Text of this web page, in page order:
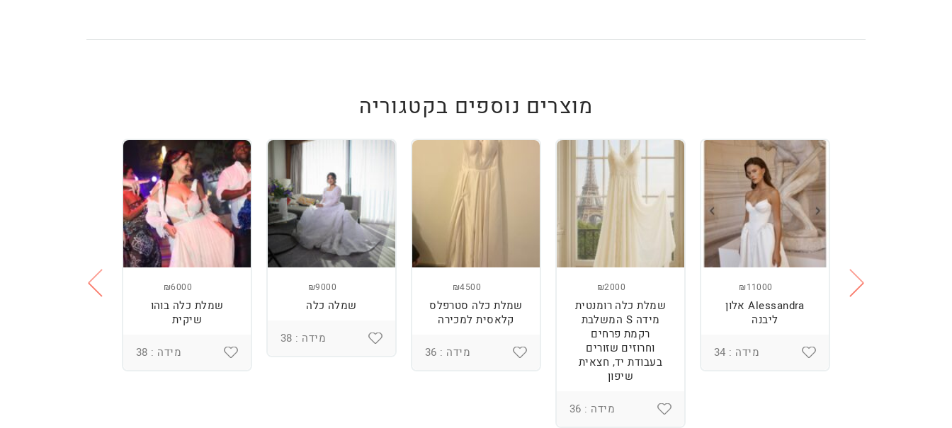
מוצרים נוספים בקטגוריה
₪11000
Alessandra אלון
ליבנה
מידה : 34
₪2000
שמלת כלה רומנטית
מידה S המשלבת
רקמת פרחים
וחרוזים שזורים
בעבודת יד, חצאית
שיפון
מידה : 36
₪4500
שמלת כלה סטרפלס
קלאסית למכירה
מידה : 36
₪9000
שמלה כלה
מידה : 38
₪6000
שמלת כלה בוהו
שיקית
מידה : 38